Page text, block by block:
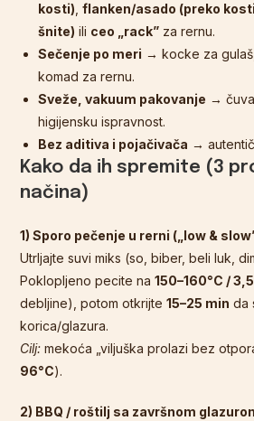
kosti) ,flanken/asado (preko
šnite) ili ceo „rack” za rernu.
Sečenje po meri → kocke za
komad za rernu.
Sveže, vakuum pakovanje →
higijensku ispravnost.
Bez aditiva i pojačivača →
Kako da ih spremite (3
načina)
1) Sporo pečenje u rerni („low &
Utrljajte suvi miks (so, biber, beli luk,
Poklopljeno pecite na150–160°C /
debljine), potom otkrijte15–25 min da
korica/glazura.
Cilj: mekoća „viljuška prolazi bez
96°C).
2) BBQ / roštilj sa završnom